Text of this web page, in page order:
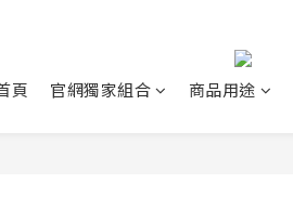
頁 官網獨家組合 商品用途